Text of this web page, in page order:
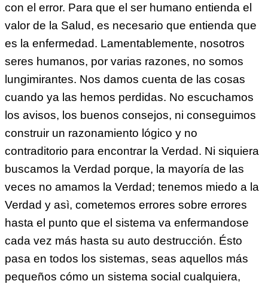
con el error. Para que el ser humano entienda el
valor de la Salud, es necesario que entienda que
es la enfermedad. Lamentablemente, nosotros
seres humanos, por varias razones, no somos
lungimirantes. Nos damos cuenta de las cosas
cuando ya las hemos perdidas. No escuchamos
los avisos, los buenos consejos, ni conseguimos
construir un razonamiento lógico y no
contraditorio para encontrar la Verdad. Ni siquiera
buscamos la Verdad porque, la mayoría de las
veces no amamos la Verdad; tenemos miedo a la
Verdad y asì, cometemos errores sobre errores
hasta el punto que el sistema va enfermandose
cada vez más hasta su auto destrucción. Ésto
pasa en todos los sistemas, seas aquellos más
pequeños cómo un sistema social cualquiera,